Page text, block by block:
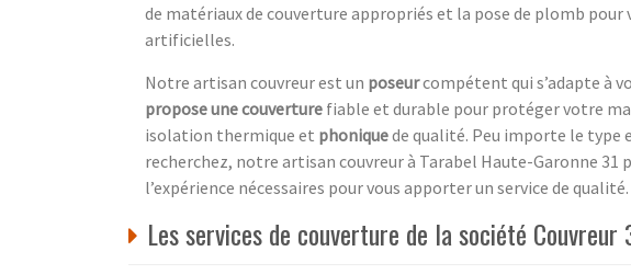
de matériaux de couverture appropriés et la pose de plomb
artificielles.
Notre artisan couvreur est un poseurcompétent qui s’adapte à
propose une couverture fiable et durable pour protéger votre
isolation thermique et phoniquede qualité. Peu importe le type
recherchez, notre artisan couvreur à Tarabel Haute-Garonne 31
l’expérience nécessaires pour vous apporter un service de qualité.
Les services de couverture de la société Couvreur